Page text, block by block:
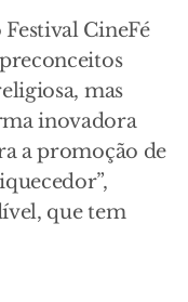
CineFé
mas
inovadora
a promoção de
que tem